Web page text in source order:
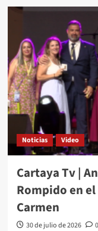
Noticias Video
Cartaya Tv |
Rompido en
Carmen
30 de julio de 2026 0